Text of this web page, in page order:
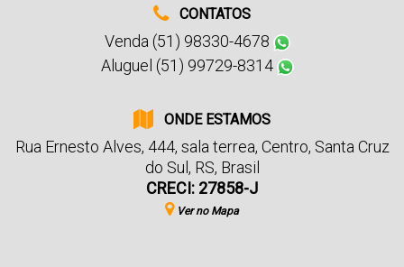
CONTATOS
Venda (51) 98330-4678
Aluguel (51) 99729-8314
ONDE ESTAMOS
Rua Ernesto Alves, 444, sala terrea, Centro, Santa Cruz
do Sul , RS, Brasil
CRECI: 27858-J
Ver no Mapa